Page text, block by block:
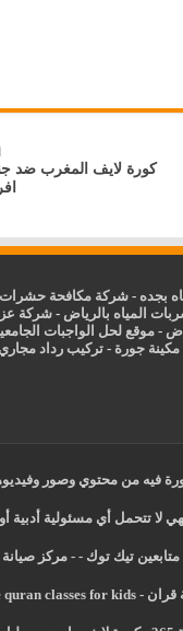
كورة لايف المغرب ضد
بجده -شركة مكافحة حشرات
المياه بالرياض -شركة
- موقع لحل الواجبات
جورة -تركيب رداد مجاري
فيه من محتوي وصور
لا تتحمل أي مسئولية أدبية
تيك توك -
-مركز صيانة
قران -
quran classes for kids